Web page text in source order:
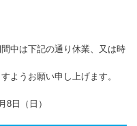
中は下記の通り休業、又は時
ようお願い申し上げます。
日（日）